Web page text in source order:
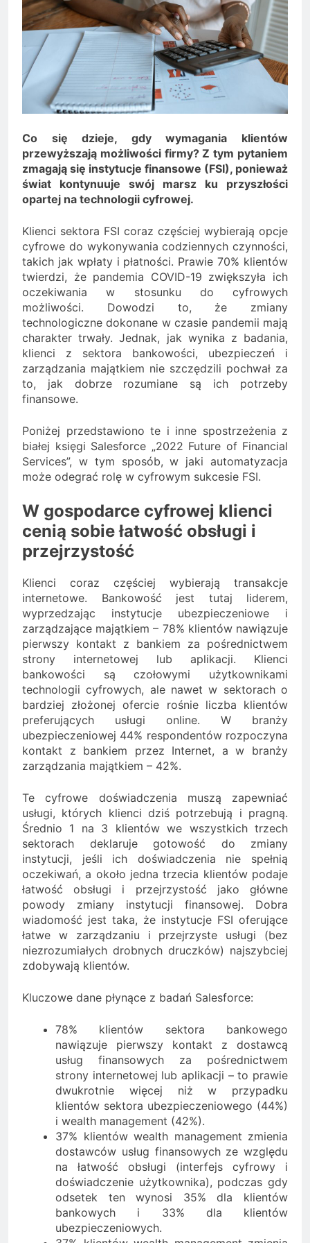
Minolta – kiedy wybrać
kolorowe, a kiedy czarno-
białe?
2 Lata Ago
Na czym polega
rozliczanie podatku?
2 Lata Ago
Co się dzieje, gdy wymagania klientów
przewyższają możliwości firmy? Z tym pytaniem
zmagają się instytucje finansowe (FSI), ponieważ
świat kontynuuje swój marsz ku przyszłości
opartej na technologii cyfrowej.
Klienci sektora FSI coraz częściej wybierają opcje
cyfrowe do wykonywania codziennych czynności,
takich jak wpłaty i płatności. Prawie 70% klientów
twierdzi, że pandemia COVID-19 zwiększyła ich
oczekiwania w stosunku do cyfrowych
możliwości. Dowodzi to, że zmiany
technologiczne dokonane w czasie pandemii mają
charakter trwały. Jednak, jak wynika z badania,
klienci z sektora bankowości, ubezpieczeń i
zarządzania majątkiem nie szczędzili pochwał za
to, jak dobrze rozumiane są ich potrzeby
finansowe.
Poniżej przedstawiono te i inne spostrzeżenia z
białej księgi Salesforce „2022 Future of Financial
Services”, w tym sposób, w jaki automatyzacja
może odegrać rolę w cyfrowym sukcesie FSI.
W gospodarce cyfrowej klienci
cenią sobie łatwość obsługi i
przejrzystość
Klienci coraz częściej wybierają transakcje
internetowe. Bankowość jest tutaj liderem,
wyprzedzając instytucje ubezpieczeniowe i
zarządzające majątkiem – 78% klientów nawiązuje
pierwszy kontakt z bankiem za pośrednictwem
strony internetowej lub aplikacji. Klienci
bankowości są czołowymi użytkownikami
technologii cyfrowych, ale nawet w sektorach o
bardziej złożonej ofercie rośnie liczba klientów
preferujących usługi online. W branży
ubezpieczeniowej 44% respondentów rozpoczyna
kontakt z bankiem przez Internet, a w branży
zarządzania majątkiem – 42%.
Te cyfrowe doświadczenia muszą zapewniać
usługi, których klienci dziś potrzebują i pragną.
Średnio 1 na 3 klientów we wszystkich trzech
sektorach deklaruje gotowość do zmiany
instytucji, jeśli ich doświadczenia nie spełnią
oczekiwań, a około jedna trzecia klientów podaje
łatwość obsługi i przejrzystość jako główne
powody zmiany instytucji finansowej. Dobra
wiadomość jest taka, że instytucje FSI oferujące
łatwe w zarządzaniu i przejrzyste usługi (bez
niezrozumiałych drobnych druczków) najszybciej
zdobywają klientów.
Kluczowe dane płynące z badań Salesforce:
78% klientów sektora bankowego
nawiązuje pierwszy kontakt z dostawcą
usług finansowych za pośrednictwem
strony internetowej lub aplikacji – to prawie
dwukrotnie więcej niż w przypadku
klientów sektora ubezpieczeniowego (44%)
i wealth management (42%).
37% klientów wealth management zmienia
dostawców usług finansowych ze względu
na łatwość obsługi (interfejs cyfrowy i
doświadczenie użytkownika), podczas gdy
odsetek ten wynosi 35% dla klientów
bankowych i 33% dla klientów
ubezpieczeniowych.